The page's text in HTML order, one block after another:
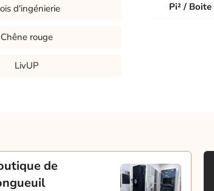
d'ingénierie
Chêne rouge
LivUP
Pi² / Boite
de